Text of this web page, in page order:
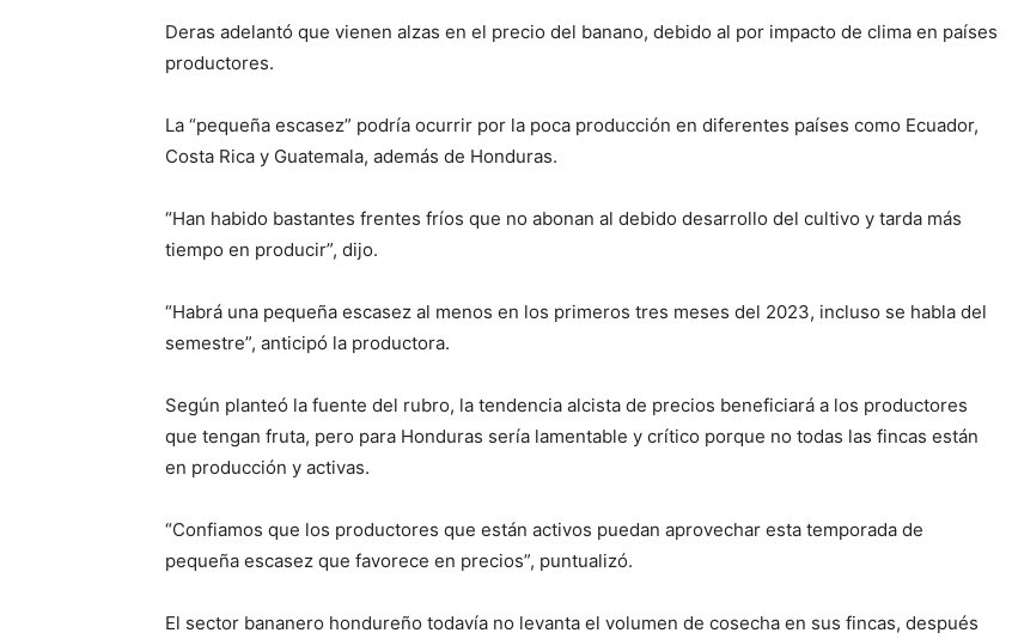
Deras adelantó que vienen alzas en el precio del banano, debido al por impacto de clima en países
productores.
La “pequeña escasez” podría ocurrir por la poca producción en diferentes países como Ecuador,
Costa Rica y Guatemala, además de Honduras.
“Han habido bastantes frentes fríos que no abonan al debido desarrollo del cultivo y tarda más
tiempo en producir”, dijo.
“Habrá una pequeña escasez al menos en los primeros tres meses del 2023, incluso se habla del
semestre”, anticipó la productora.
Según planteó la fuente del rubro, la tendencia alcista de precios beneficiará a los productores
que tengan fruta, pero para Honduras sería lamentable y crítico porque no todas las fincas están
en producción y activas.
“Confiamos que los productores que están activos puedan aprovechar esta temporada de
pequeña escasez que favorece en precios”, puntualizó.
El sector bananero hondureño todavía no levanta el volumen de cosecha en sus fincas, después